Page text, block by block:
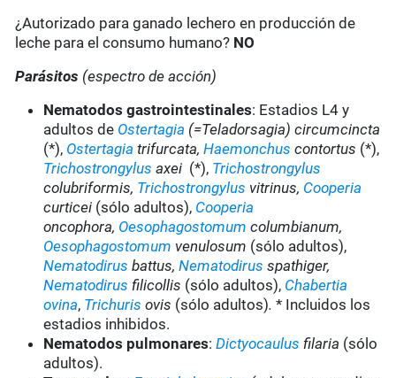
¿Autorizado para ganado lechero en producción de
leche para el consumo humano? NO
Parásitos (espectro de acción)
Nematodos gastrointestinales: Estadios L4 y
adultos de Ostertagia (=Teladorsagia) circumcincta
(*), Ostertagia trifurcata,Haemonchus contortus (*),
Trichostrongylus axei (*), Trichostrongylus
colubriformis, Trichostrongylus vitrinus, Cooperia
curticei (sólo adultos), Cooperia
oncophora, Oesophagostomum columbianum,
Oesophagostomum venulosum (sólo adultos),
Nematodirus battus,Nematodirus spathiger,
Nematodirus filicollis (sólo adultos), Chabertia
ovina, Trichuris ovis (sólo adultos).* Incluidos los
estadios inhibidos.
Nematodos pulmonares: Dictyocaulus filaria (sólo
adultos).